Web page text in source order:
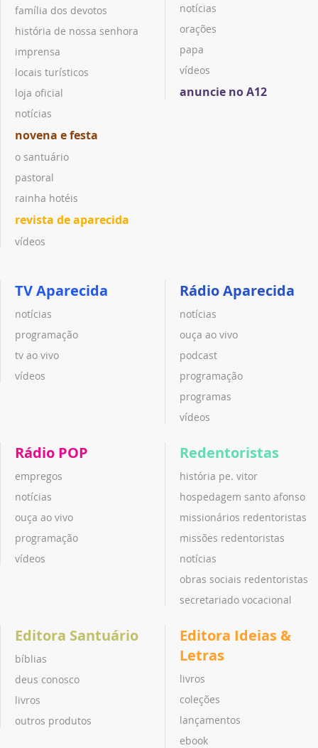
família dos devotos
história de nossa senhora
imprensa
locais turísticos
loja oficial
notícias
novena e festa
o santuário
pastoral
rainha hotéis
revista de aparecida
vídeos
notícias
orações
papa
vídeos
anuncie no A12
TV Aparecida
notícias
programação
tv ao vivo
vídeos
Rádio Aparecida
notícias
ouça ao vivo
podcast
programação
programas
vídeos
Rádio POP
empregos
notícias
ouça ao vivo
programação
vídeos
Redentoristas
história pe. vitor
hospedagem santo afonso
missionários redentoristas
missões redentoristas
notícias
obras sociais redentoristas
secretariado vocacional
Editora Santuário
bíblias
deus conosco
livros
outros produtos
Editora Ideias &
Letras
livros
coleções
lançamentos
ebook